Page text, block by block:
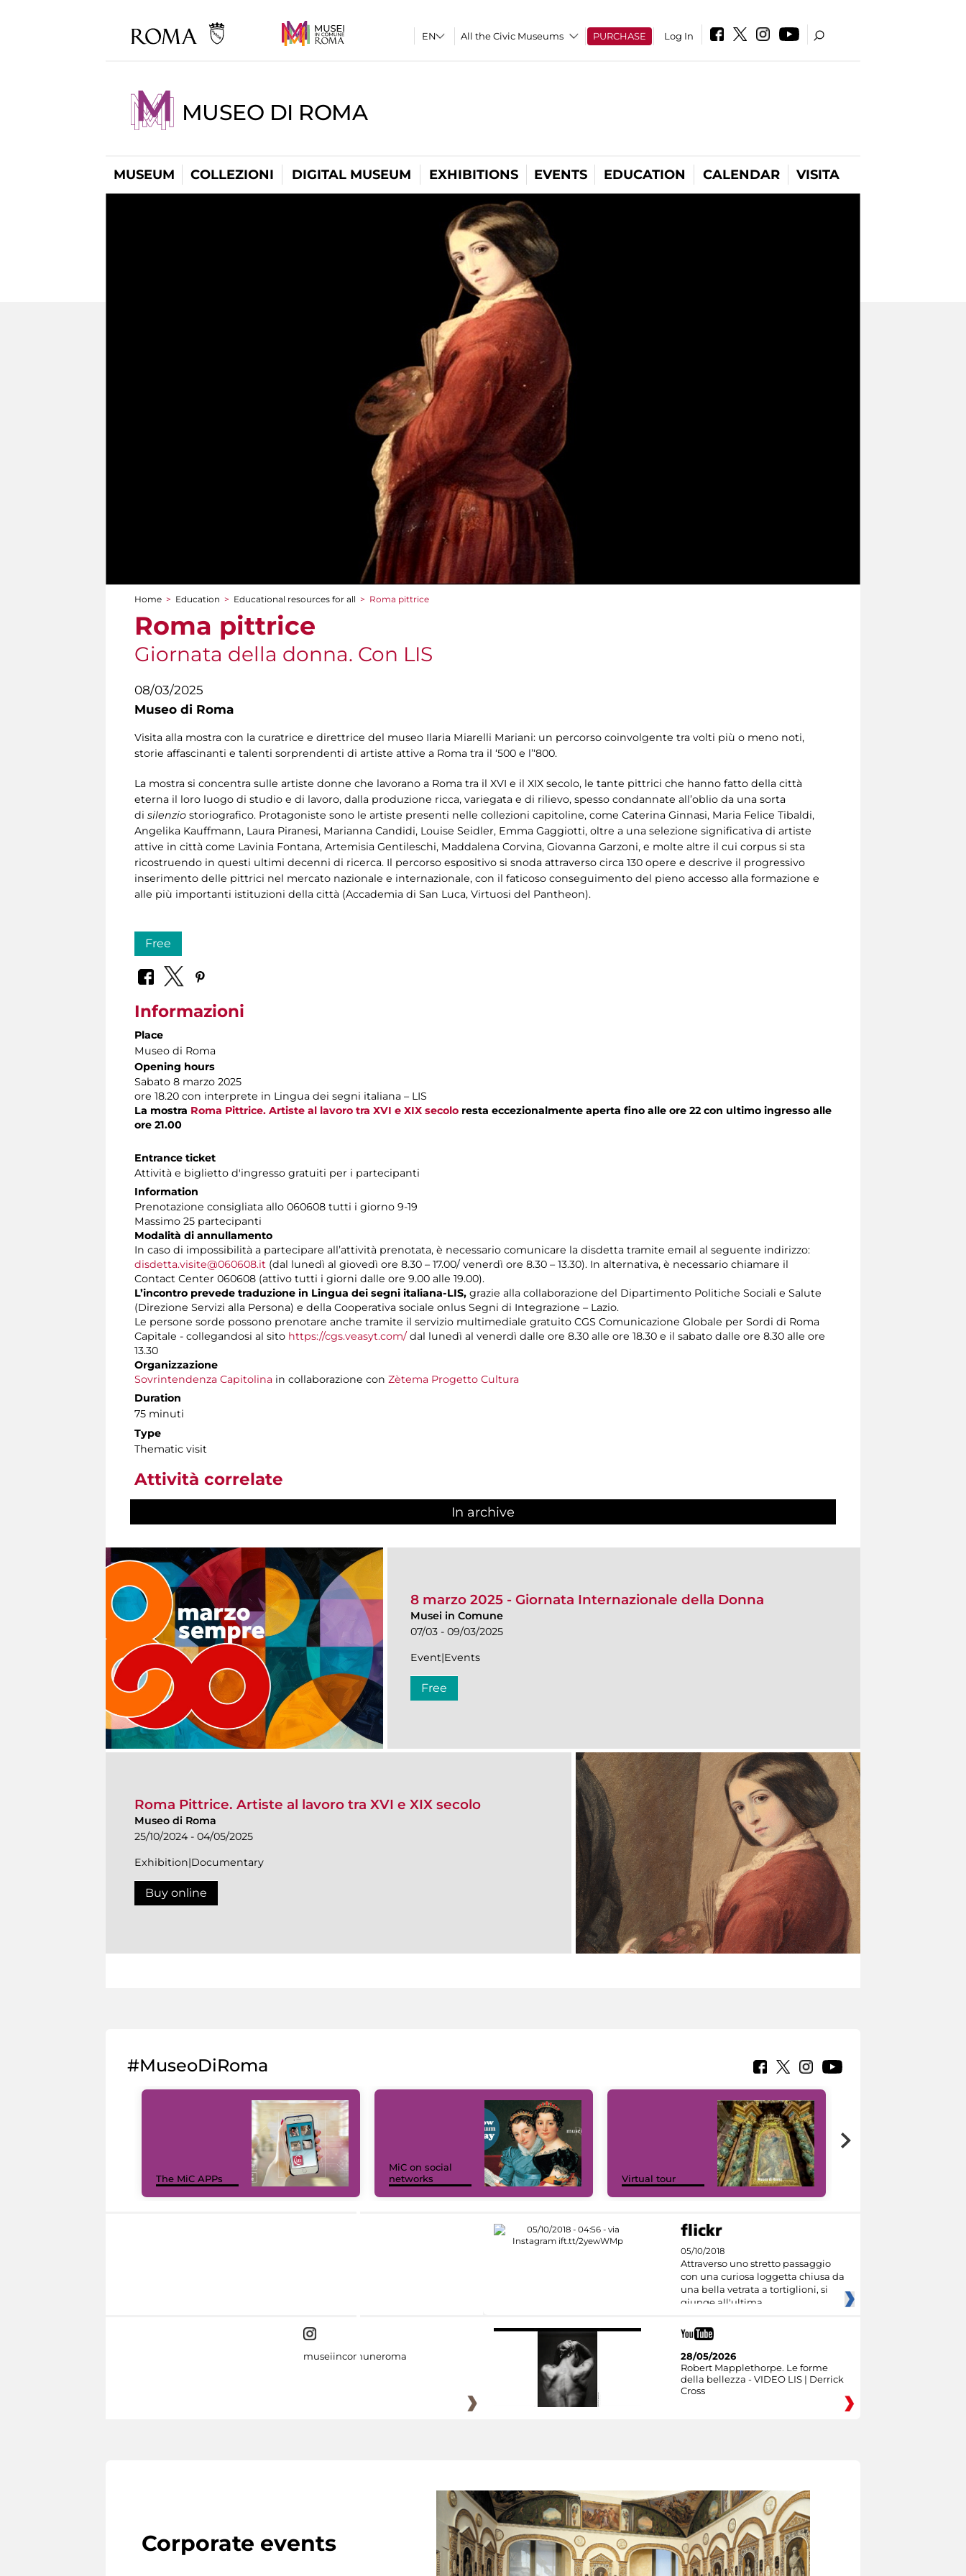
All the Civic Museums PURCHASE Log In
MUSEO DI ROMA
MUSEUM COLLEZIONI DIGITAL MUSEUM EXHIBITIONS EVENTS EDUCATION CALENDAR VISITA
You are here
Home > Education > Educational resources for all > Roma pittrice
Roma pittrice
Giornata della donna. Con LIS
08/03/2025
Museo di Roma
Visita alla mostra con la curatrice e direttrice del museo Ilaria Miarelli Mariani: un percorso coinvolgente tra volti più o meno noti,
storie affascinanti e talenti sorprendenti di artiste attive a Roma tra il ‘500 e l’‘800.
La mostra si concentra sulle artiste donne che lavorano a Roma tra il XVI e il XIX secolo, le tante pittrici che hanno fatto della città
eterna il loro luogo di studio e di lavoro, dalla produzione ricca, variegata e di rilievo, spesso condannate all’oblio da una sorta
di silenzio storiografico. Protagoniste sono le artiste presenti nelle collezioni capitoline, come Caterina Ginnasi, Maria Felice Tibaldi,
Angelika Kauffmann, Laura Piranesi, Marianna Candidi, Louise Seidler, Emma Gaggiotti, oltre a una selezione significativa di artiste
attive in città come Lavinia Fontana, Artemisia Gentileschi, Maddalena Corvina, Giovanna Garzoni, e molte altre il cui corpus si sta
ricostruendo in questi ultimi decenni di ricerca. Il percorso espositivo si snoda attraverso circa 130 opere e descrive il progressivo
inserimento delle pittrici nel mercato nazionale e internazionale, con il faticoso conseguimento del pieno accesso alla formazione e
alle più importanti istituzioni della città (Accademia di San Luca, Virtuosi del Pantheon).
Free
Informazioni
Place
Museo di Roma
Opening hours
Sabato 8 marzo 2025
ore 18.20 con interprete in Lingua dei segni italiana – LIS
La mostra Roma Pittrice. Artiste al lavoro tra XVI e XIX secolo resta eccezionalmente aperta fino alle ore 22 con ultimo ingresso alle
ore 21.00
Entrance ticket
Attività e biglietto d'ingresso gratuiti per i partecipanti
Information
Prenotazione consigliata allo 060608 tutti i giorno 9-19
Massimo 25 partecipanti
Modalità di annullamento
In caso di impossibilità a partecipare all’attività prenotata, è necessario comunicare la disdetta tramite email al seguente indirizzo:
disdetta.visite@060608.it (dal lunedì al giovedì ore 8.30 – 17.00/ venerdì ore 8.30 – 13.30). In alternativa, è necessario chiamare il
Contact Center 060608 (attivo tutti i giorni dalle ore 9.00 alle 19.00).
L’incontro prevede traduzione in Lingua dei segni italiana-LIS, grazie alla collaborazione del Dipartimento Politiche Sociali e Salute
(Direzione Servizi alla Persona) e della Cooperativa sociale onlus Segni di Integrazione – Lazio.
Le persone sorde possono prenotare anche tramite il servizio multimediale gratuito CGS Comunicazione Globale per Sordi di Roma
Capitale - collegandosi al sito https://cgs.veasyt.com/dal lunedì al venerdì dalle ore 8.30 alle ore 18.30 e il sabato dalle ore 8.30 alle ore
13.30
Organizzazione
Sovrintendenza Capitolina in collaborazione con Zètema Progetto Cultura
Duration
75 minuti
Type
Thematic visit
Attività correlate
In archive
8 marzo 2025 - Giornata Internazionale della Donna
Musei in Comune
07/03 - 09/03/2025
Event|Events
Free
Roma Pittrice. Artiste al lavoro tra XVI e XIX secolo
Museo di Roma
25/10/2024 - 04/05/2025
Exhibition|Documentary
Buy online
#MuseoDiRoma
The MiC APPs
MiC on social
networks
Virtual tour
05/10/2018
Attraverso uno stretto passaggio
con una curiosa loggetta chiusa da
una bella vetrata a tortiglioni, si
giunge all'ultima
museiincomuneroma
28/05/2026
Robert Mapplethorpe. Le forme
della bellezza - VIDEO LIS | Derrick
Cross
Corporate events